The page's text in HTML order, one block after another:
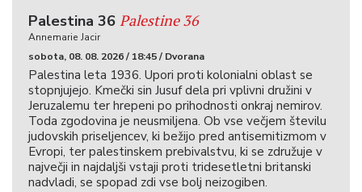
Palestina 36 Palestine 36
Annemarie Jacir
sobota, 08. 08. 2026 / 18:45 / Dvorana
Palestina leta 1936. Upori proti kolonialni oblast se
stopnjujejo. Kmečki sin Jusuf dela pri vplivni družini v
Jeruzalemu ter hrepeni po prihodnosti onkraj nemirov.
Toda zgodovina je neusmiljena. Ob vse večjem številu
judovskih priseljencev, ki bežijo pred antisemitizmom v
Evropi, ter palestinskem prebivalstvu, ki se združuje v
največji in najdaljši vstaji proti tridesetletni britanski
nadvladi, se spopad zdi vse bolj neizogiben.